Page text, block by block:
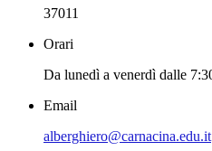
37011
Orari
Da lunedì a venerdì dalle
Email
alberghiero@carnacina.edu.it